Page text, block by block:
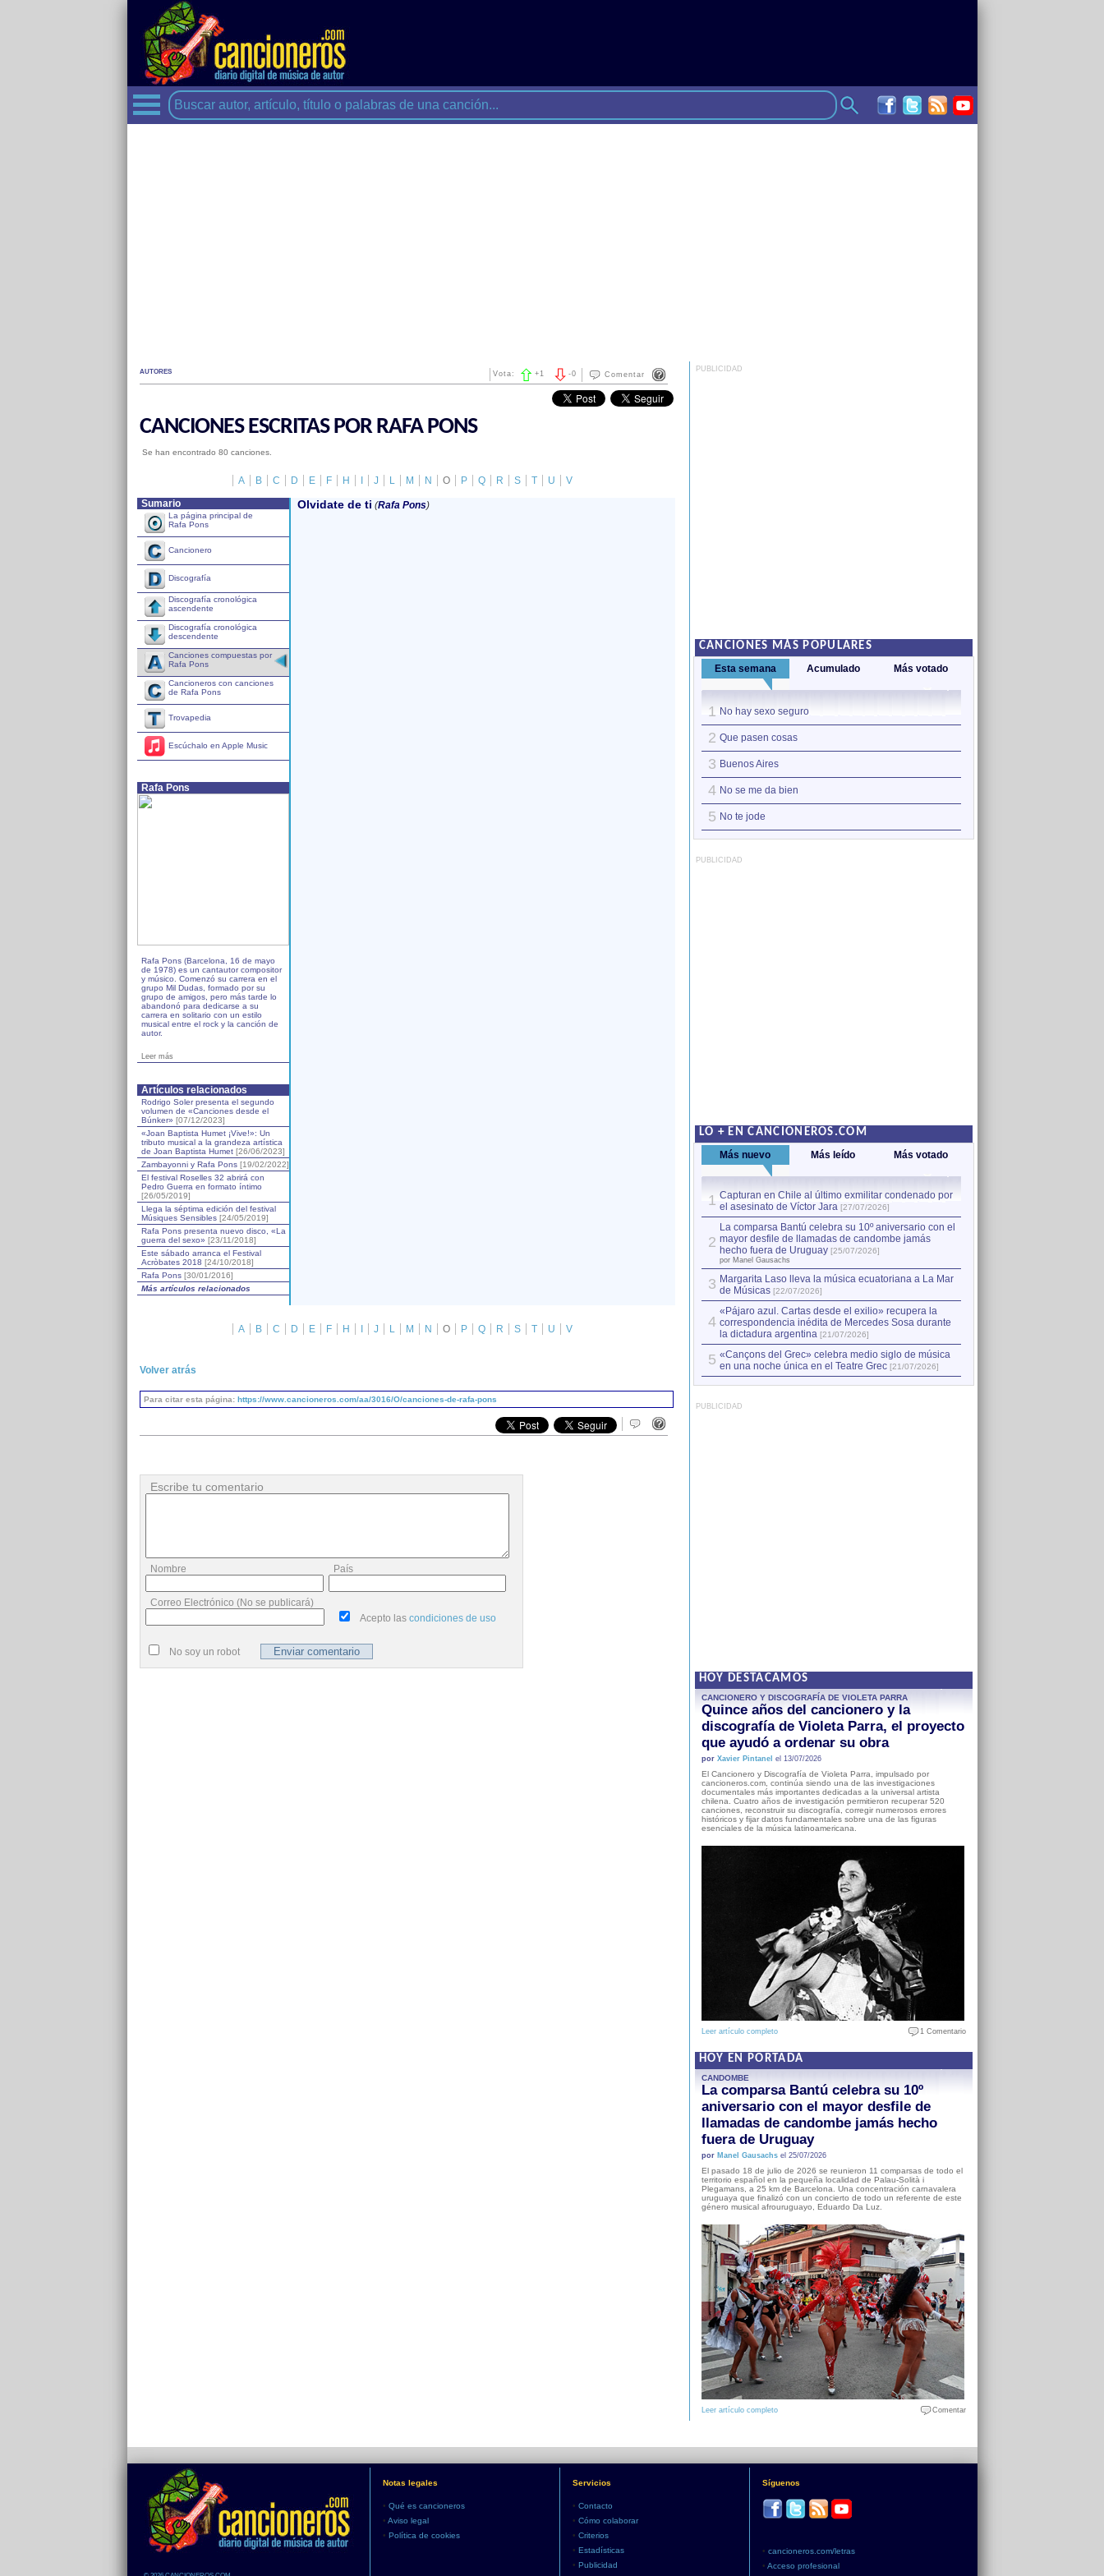
AUTORES Comentar
-0
Vota: +1
CANCIONES ESCRITAS POR RAFA PONS
Se han encontrado 80 canciones.
A B C D E F H J L M N O P Q R S T U
V
Sumario
La página principal de
Rafa Pons
Cancionero
Discografía
Discografía cronológica
ascendente
Discografía cronológica
descendente
Canciones compuestas por
Rafa Pons
Cancioneros con canciones
de Rafa Pons
Trovapedia
Escúchalo en Apple Music
Rafa Pons
Rafa Pons (Barcelona, 16 de mayo
de 1978) es un cantautor compositor
y músico. Comenzó su carrera en el
grupo Mil Dudas, formado por su
grupo de amigos, pero más tarde lo
abandonó para dedicarse a su
carrera en solitario con un estilo
musical entre el rock y la canción de
autor.
Leer más
Artículos relacionados
Rodrigo Soler presenta el segundo
volumen de «Canciones desde el
Búnker» [07/12/2023]
«Joan Baptista Humet ¡Vive!»: Un
tributo musical a la grandeza artística
de Joan Baptista Humet [26/06/2023]
Zambayonni y Rafa Pons [19/02/2022]
El festival Roselles 32 abrirá con
Pedro Guerra en formato íntimo
[26/05/2019]
Llega la séptima edición del festival
Músiques Sensibles [24/05/2019]
Rafa Pons presenta nuevo disco, «La
guerra del sexo» [23/11/2018]
Este sábado arranca el Festival
Acròbates 2018 [24/10/2018]
Rafa Pons [30/01/2016]
Más artículos relacionados
Olvidate de ti (Rafa Pons)
A B C D E F H J L M N O P Q R S T U V
Volver atrás
Para citar esta página: https://www.cancioneros.com/aa/3016/O/canciones-de-rafa-pons
Escribe tu comentario
Nombre País
Correo Electrónico (No se publicará)
Acepto las condiciones de uso
No soy un robot
PUBLICIDAD
CANCIONES MÁS POPULARES
Esta semana Acumulado Más votado
1 No hay sexo seguro
2 Que pasen cosas
3 Buenos Aires
4 No se me da bien
5 No te jode
PUBLICIDAD
LO + EN CANCIONEROS.COM
Más nuevo Más leído Más votado
1 Capturan en Chile al último exmilitar condenado por
el asesinato de Víctor Jara [27/07/2026]
2
La comparsa Bantú celebra su 10º aniversario con el
mayor desfile de llamadas de candombe jamás
hecho fuera de Uruguay [25/07/2026]
por Manel Gausachs
3 Margarita Laso lleva la música ecuatoriana a La Mar
de Músicas [22/07/2026]
4
«Pájaro azul. Cartas desde el exilio» recupera la
correspondencia inédita de Mercedes Sosa durante
la dictadura argentina [21/07/2026]
5 «Cançons del Grec» celebra medio siglo de música
en una noche única en el Teatre Grec [21/07/2026]
PUBLICIDAD
HOY DESTACAMOS
CANCIONERO Y DISCOGRAFÍA DE VIOLETA PARRA
Quince años del cancionero y la
discografía de Violeta Parra, el proyecto
que ayudó a ordenar su obra
por Xavier Pintanel el 13/07/2026
El Cancionero y Discografía de Violeta Parra, impulsado por
cancioneros.com, continúa siendo una de las investigaciones
documentales más importantes dedicadas a la universal artista
chilena. Cuatro años de investigación permitieron recuperar 520
canciones, reconstruir su discografía, corregir numerosos errores
históricos y fijar datos fundamentales sobre una de las figuras
esenciales de la música latinoamericana.
Leer artículo completo 1 Comentario
HOY EN PORTADA
CANDOMBE
La comparsa Bantú celebra su 10º
aniversario con el mayor desfile de
llamadas de candombe jamás hecho
fuera de Uruguay
por Manel Gausachsel 25/07/2026
El pasado 18 de julio de 2026 se reunieron 11 comparsas de todo el
territorio español en la pequeña localidad de Palau-Solità i
Plegamans, a 25 km de Barcelona. Una concentración carnavalera
uruguaya que finalizó con un concierto de todo un referente de este
género musical afrouruguayo, Eduardo Da Luz.
Leer artículo completo Comentar
Notas legales
• Qué es cancioneros
• Aviso legal
• Política de cookies
Servicios
• Contacto
• Cómo colaborar
• Criterios
• Estadísticas
• Publicidad
Síguenos
• cancioneros.com/letras
• Acceso profesional